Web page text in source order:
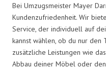
Bei Umzugsmeister Mayer
Kundenzufriedenheit. Wir
Service, der individuell auf
kannst wählen, ob du nur
zusätzliche Leistungen wie
Abbau deiner Möbel oder